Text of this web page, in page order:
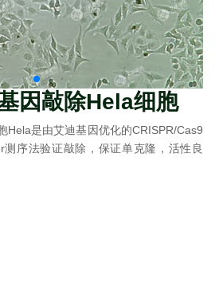
因敲除Hela细胞
Hela是由艾迪基因优化的CRISPR/Cas9
序法验证敲除，保证单克隆，活性良